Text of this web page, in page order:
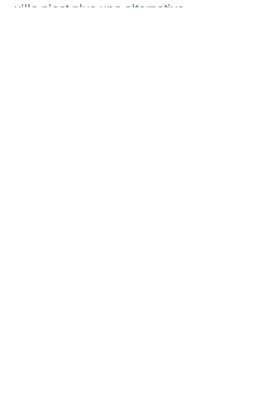
ville n’est plus une alternative